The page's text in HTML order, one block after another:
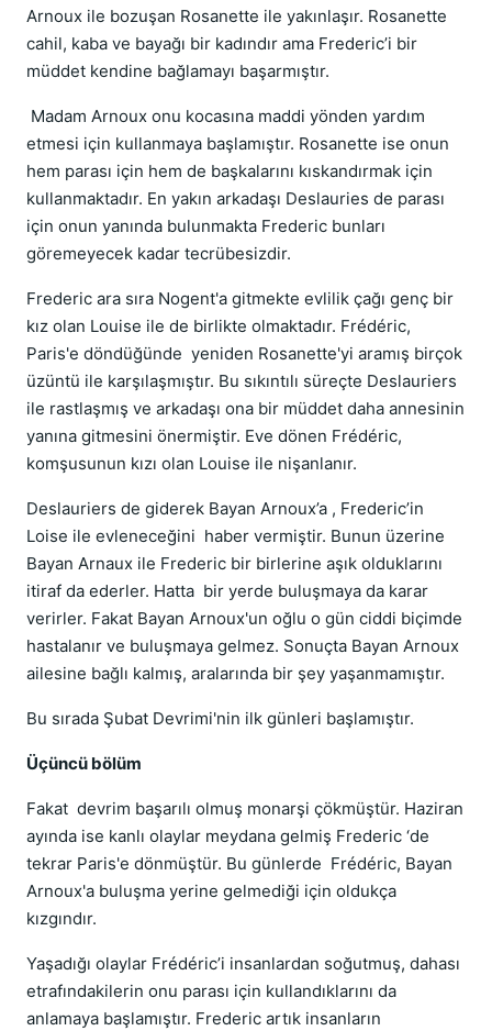
Arnoux ile bozuşan Rosanette ile yakınlaşır. Rosanette
cahil, kaba ve bayağı bir kadındır ama Frederic’i bir
müddet kendine bağlamayı başarmıştır.
Madam Arnoux onu kocasına maddi yönden yardım
etmesi için kullanmaya başlamıştır. Rosanette ise onun
hem parası için hem de başkalarını kıskandırmak için
kullanmaktadır. En yakın arkadaşı Deslauries de parası
için onun yanında bulunmakta Frederic bunları
göremeyecek kadar tecrübesizdir.
Frederic ara sıra Nogent'a gitmekte evlilik çağı genç bir
kız olan Louise ile de birlikte olmaktadır. Frédéric,
Paris'e döndüğünde yeniden Rosanette'yi aramış birçok
üzüntü ile karşılaşmıştır. Bu sıkıntılı süreçte Deslauriers
ile rastlaşmış ve arkadaşı ona bir müddet daha annesinin
yanına gitmesini önermiştir. Eve dönen Frédéric,
komşusunun kızı olan Louise ile nişanlanır.
Deslauriers de giderek Bayan Arnoux’a , Frederic’in
Loise ile evleneceğini haber vermiştir. Bunun üzerine
Bayan Arnaux ile Frederic bir birlerine aşık olduklarını
itiraf da ederler. Hatta bir yerde buluşmaya da karar
verirler. Fakat Bayan Arnoux'un oğlu o gün ciddi biçimde
hastalanır ve buluşmaya gelmez. Sonuçta Bayan Arnoux
ailesine bağlı kalmış, aralarında bir şey yaşanmamıştır.
Bu sırada Şubat Devrimi'nin ilk günleri başlamıştır.
Üçüncü bölüm
Fakat devrim başarılı olmuş monarşi çökmüştür. Haziran
ayında ise kanlı olaylar meydana gelmiş Frederic ‘de
tekrar Paris'e dönmüştür. Bu günlerde Frédéric, Bayan
Arnoux'a buluşma yerine gelmediği için oldukça
kızgındır.
Yaşadığı olaylar Frédéric’i insanlardan soğutmuş, dahası
etrafındakilerin onu parası için kullandıklarını da
anlamaya başlamıştır. Frederic artık insanların